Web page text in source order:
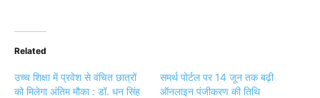
Related
उच्च शिक्षा में प्रवेश से वंचित छात्रों
को मिलेगा अंतिम मौका : डॉ. धन सिंह
समर्थ पोर्टल पर 14 जून तक बढ़ी
ऑनलाइन पंजीकरण की तिथि